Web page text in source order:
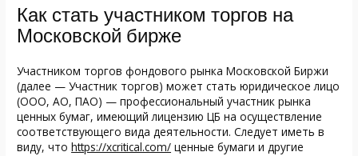
Как стать участником торгов на
Московской бирже
Участником торгов фондового рынка Московской Биржи
(далее — Участник торгов) может стать юридическое лицо
(ООО, АО, ПАО) — профессиональный участник рынка
ценных бумаг, имеющий лицензию ЦБ на осуществление
соответствующего вида деятельности. Следует иметь в
виду, чтоhttps://xcritical.com/ ценные бумаги и другие